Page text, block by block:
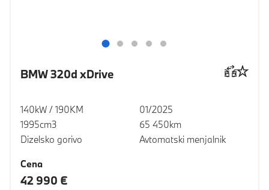
BMW 320d xDrive
140kW / 190KM
1995cm3
Dizelsko gorivo
01/2025
65 450km
Avtomatski menjalnik
Cena
42 990 €